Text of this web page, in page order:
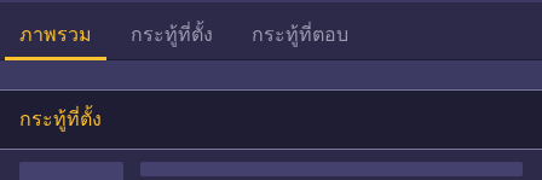
ภาพรวม กระทู้ที่ตั้ง กระทู้ที่ตอบ
กระทู้ที่ตั้ง